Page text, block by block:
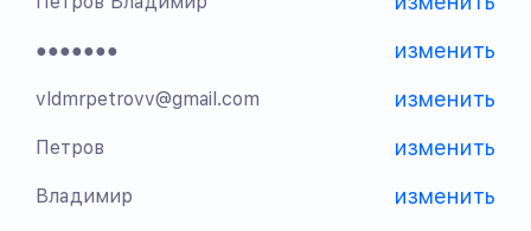
●●●●●●● изменить
vldmrpetrovv@gmail.com изменить
Петров изменить
Владимир изменить